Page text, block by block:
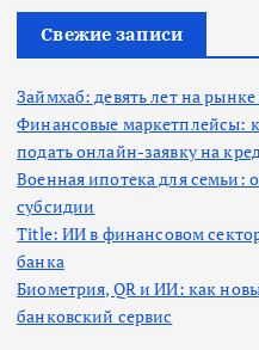
Свежие записи
Займхаб: девять лет на
Финансовые маркетплейсы:
подать онлайн-заявку на
Военная ипотека для семьи:
субсидии
Title: ИИ в финансовом
банка
Биометрия, QR и ИИ: как
банковский сервис